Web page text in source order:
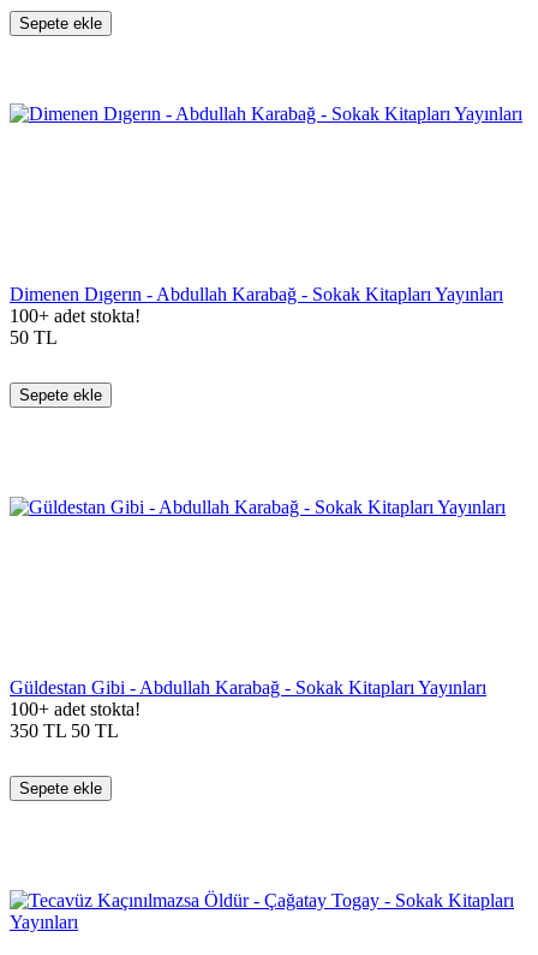
Sepete ekle
Dimenen Dıgerın - Abdullah Karabağ - Sokak Kitapları Yayınları
100+ adet stokta!
50 TL
Sepete ekle
Güldestan Gibi - Abdullah Karabağ - Sokak Kitapları Yayınları
100+ adet stokta!
350 TL 50 TL
Sepete ekle